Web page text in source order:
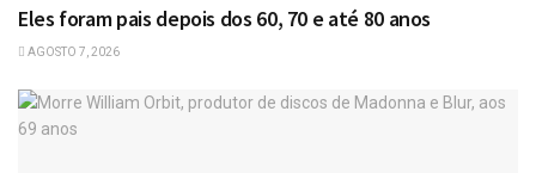
Eles foram pais depois dos 60, 70 e até 80 anos
AGOSTO 7, 2026